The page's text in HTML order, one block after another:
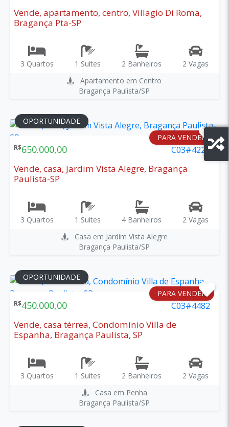
Vende, apartamento, centro, Villagio Di Roma,
Bragança Pta-SP
3 Quartos 1 Suítes 2 Banheiros
2 Vagas
Apartamento em Centro
Bragança Paulista/SP
OPORTUNIDADE
PARA VENDER
R$650.000,00 C03#4220
Vende, casa, Jardim Vista Alegre, Bragança
Paulista-SP
3 Quartos 1 Suítes 4 Banheiros
2 Vagas
Casa em Jardim Vista Alegre
Bragança Paulista/SP
OPORTUNIDADE
PARA VENDER
R$450.000,00 C03#4482
Vende, casa térrea, Condomínio Villa de
Espanha, Bragança Paulista, SP
3 Quartos 1 Suítes 2 Banheiros
2 Vagas
Casa em Penha
Bragança Paulista/SP